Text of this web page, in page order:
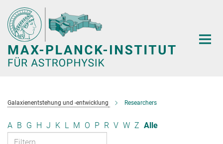
Hauptinhalt
Galaxienentstehung und -entwicklung Researchers
A B G H J K L M O P R V W Z Alle